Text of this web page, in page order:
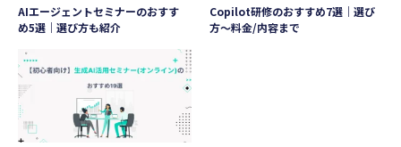
AIエージェントセミナーのおすす
め5選｜選び方も紹介
Copilot研修のおすすめ7選｜選び
方〜料金/内容まで